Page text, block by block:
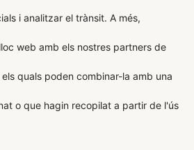
i analitzar el trànsit. A més,
web amb els nostres partners de
quals poden combinar-la amb una
o que hagin recopilat a partir de l'ús
DIRIGEIX I COMERCIALITZA: